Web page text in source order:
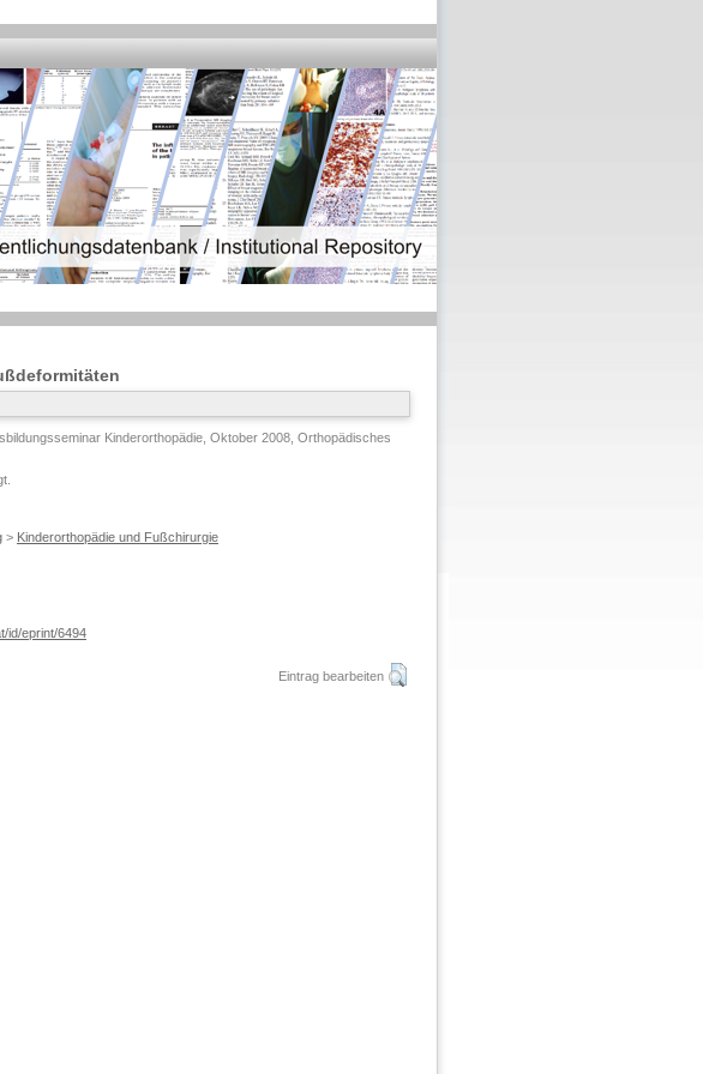
Kinderorthopädie, Oktober 2008, Orthopädisches
> Kinderorthopädie und Fußchirurgie
id/eprint/6494
Eintrag bearbeiten